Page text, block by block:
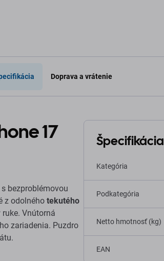
Doprava a vrátenie
17
bezproblémovou
z odolného tekutého
Vnútorná
zariadenia. Puzdro
Špecifikácia
Kategória
Podkategória
Netto hmotnosť (kg)
EAN